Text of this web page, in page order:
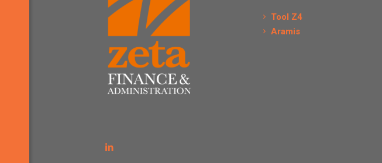
Tool Z4
Aramis